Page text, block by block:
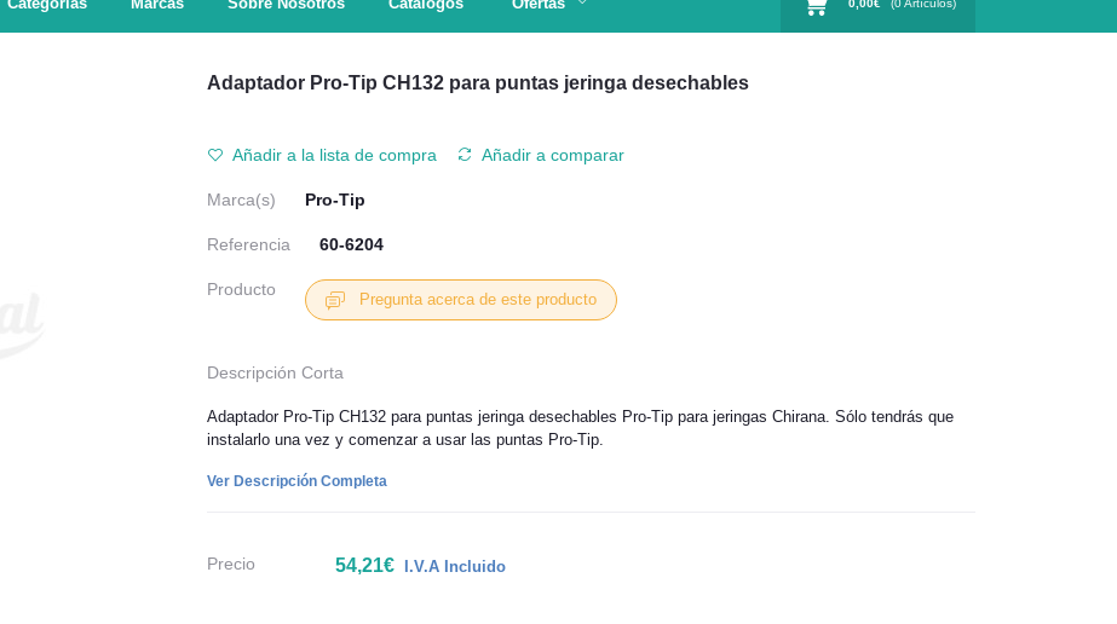
0,00€ (0Artículos)
Adaptador Pro-Tip CH132 para puntas jeringa desechables
Añadir a la lista de compra Añadir a comparar
Marca(s) Pro-Tip
Referencia 60-6204
Producto
Pregunta acerca de este producto
Descripción Corta
Adaptador Pro-Tip CH132 para puntas jeringa desechables Pro-Tip para jeringas Chirana. Sólo tendrás que
instalarlo una vez y comenzar a usar las puntas Pro-Tip.
Ver Descripción Completa
Precio 54,21€I.V.A Incluido